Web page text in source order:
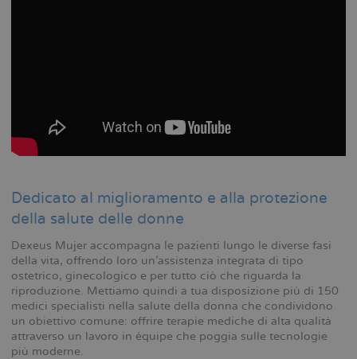
Dedicato al miglioramento e alla protezione
della salute delle donne
Dexeus Mujer accompagna le pazienti lungo le diverse fasi
della vita, offrendo loro un’assistenza integrata di tipo
ostetrico, ginecologico e per tutto ciò che riguarda la
riproduzione. Mettiamo quindi a tua disposizione più di 150
medici specialisti nella salute della donna che condividono
un obiettivo comune: offrire terapie mediche di alta qualità
attraverso un lavoro in équipe che poggia sulle tecnologie
più moderne.